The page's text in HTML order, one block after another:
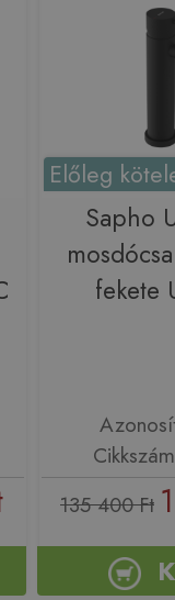
Előleg
Sapho
fekete
135 400 Ft